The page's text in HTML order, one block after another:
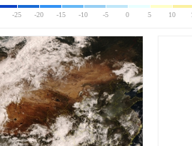
-25 -20 -15 -10 -5 0 5 10